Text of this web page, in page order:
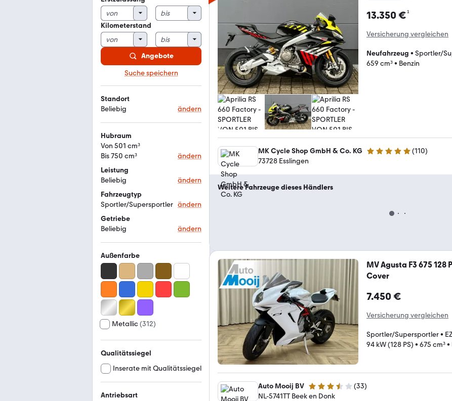
Kilometerstand
Angebote
Suche speichern
Standort
Beliebig
ändern
Hubraum
Von 501 cm³
Bis 750 cm³
ändern
Leistung
Beliebig
ändern
Fahrzeugtyp
Sportler/Supersportler ändern
Getriebe
Beliebig
ändern
Außenfarbe
Metallic(312)
Qualitätssiegel
Inserate mit Qualitätssiegel
Antriebsart
13.350 €¹
Versicherung vergleichen
Neufahrzeug • Sportler/
659 cm³• Benzin
MK Cycle Shop GmbH & Co. KG 4.8 Sterne (110)
73728 Esslingen
Weitere Fahrzeuge dieses Händlers
MV Agusta F3 675
Cover
7.450 €
Versicherung vergleichen
Sportler/Supersportler•
94 kW (128 PS) • 675 cm³•
Auto Mooij BV 3.7 Sterne (33)
NL-5741TT Beek en Donk